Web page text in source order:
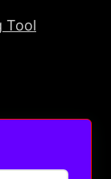
Tool